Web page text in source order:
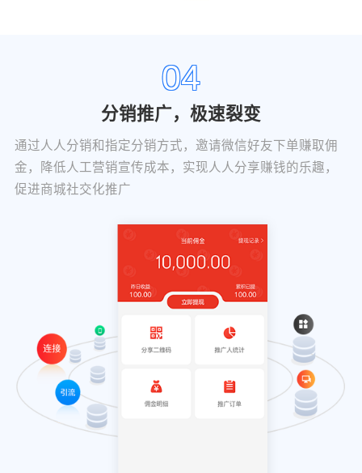
04
分销推广，极速裂变
通过人人分销和指定分销方式，邀请微信好友下单赚取佣
金，降低人工营销宣传成本，实现人人分享赚钱的乐趣，
促进商城社交化推广